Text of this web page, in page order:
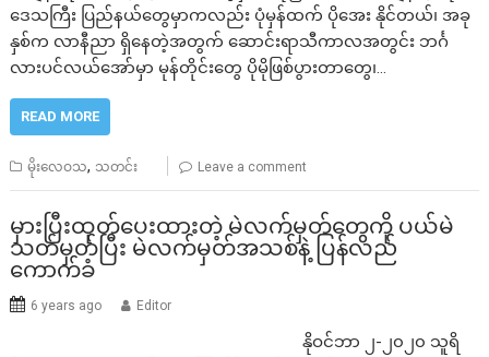
ဒေသကြီး ပြည်နယ်တွေမှာကလည်း ပုံမှန်ထက် ပိုအေး နိုင်တယ်၊ အခု
နှစ်က လာနီညာ ရှိနေတဲ့အတွက် ဆောင်းရာသီကာလအတွင်း ဘင်္ဂ
လားပင်လယ်အော်မှာ မုန်တိုင်းတွေ ပိုမိုဖြစ်ပွားတာတွေ၊…
READ MORE
မိုးလေဝသ, သတင်း Leave a comment
မှားပြီးထုတ်ပေးထားတဲ့ မဲလက်မှတ်တွေကို ပယ်မဲ
သတ်မှတ်ပြီး မဲလက်မှတ်အသစ်နဲ့ ပြန်လည်
ကောက်ခံ
6 years ago Editor
နိုဝင်ဘာ ၂-၂၀၂၀ သူရိ